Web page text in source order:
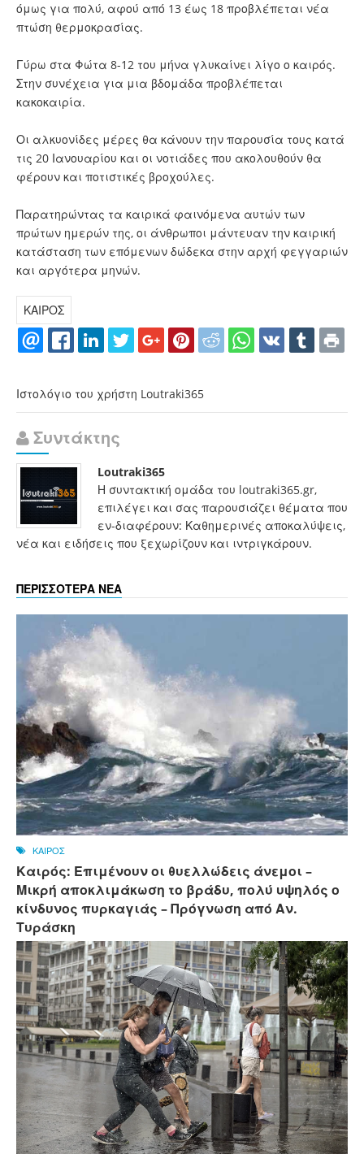
όμως για πολύ, αφού από 13 έως 18 προβλέπεται νέα
πτώση θερμοκρασίας.
Γύρω στα Φώτα 8-12 του μήνα γλυκαίνει λίγο ο καιρός.
Στην συνέχεια για μια βδομάδα προβλέπεται
κακοκαιρία.
Οι αλκυονίδες μέρες θα κάνουν την παρουσία τους κατά
τις 20 Ιανουαρίου και οι νοτιάδες που ακολουθούν θα
φέρουν και ποτιστικές βροχούλες.
Παρατηρώντας τα καιρικά φαινόμενα αυτών των
πρώτων ημερών της, οι άνθρωποι μάντευαν την καιρική
κατάσταση των επόμενων δώδεκα στην αρχή φεγγαριών
και αργότερα μηνών.
ΚΑΙΡΟΣ
Ιστολόγιο του χρήστη Loutraki365
Συντάκτης
Loutraki365
Η συντακτική ομάδα του loutraki365.gr,
επιλέγει και σας παρουσιάζει θέματα που
εν-διαφέρουν: Καθημερινές αποκαλύψεις,
νέα και ειδήσεις που ξεχωρίζουν και ιντριγκάρουν.
ΠΕΡΙΣΣΟΤΕΡΑ ΝΕΑ
ΚΑΙΡΟΣ
Καιρός: Επιμένουν οι θυελλώδεις άνεμοι –
Μικρή αποκλιμάκωση το βράδυ, πολύ υψηλός ο
κίνδυνος πυρκαγιάς – Πρόγνωση από Αν.
Τυράσκη